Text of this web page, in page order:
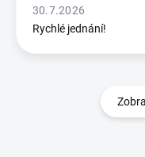
30.7.2026
Rychlé jednání!